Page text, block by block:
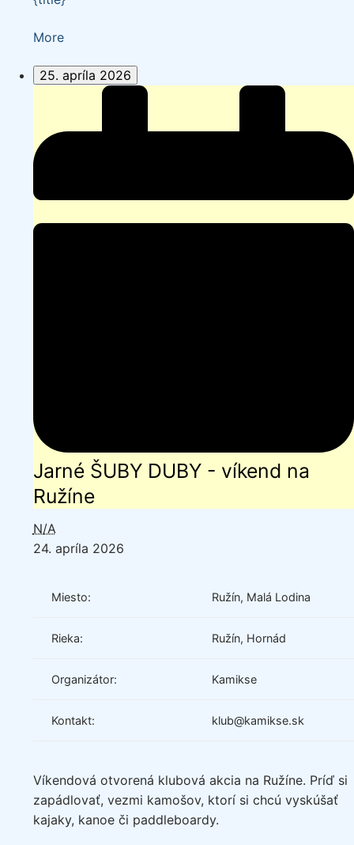
Moreabout
25. apríla 2026
DUBY
-
na
Jarné ŠUBY DUBY - víkend na
Ružíne
N/A
24. apríla 2026
Miesto: Ružín, Malá Lodina
Rieka: Ružín, Hornád
Organizátor: Kamikse
Kontakt: klub@kamikse.sk
Víkendová otvorená klubová akcia na Ružíne. Príď si
zapádlovať, vezmi kamošov, ktorí si chcú vyskúšať
kajaky, kanoe či paddleboardy.